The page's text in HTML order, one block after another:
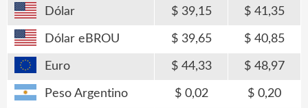
Dólar 39,15 41,35
Dólar eBROU 39,65 40,85
Euro 44,33 48,97
Peso Argentino 0,02 0,20